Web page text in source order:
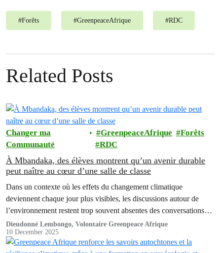
#Forêts #GreenpeaceAfrique #RDC
Related Posts
Changer ma
Communauté
GreenpeaceAfrique
Forêts
RDC
À Mbandaka, des élèves montrent qu’un avenir durable
peut naître au cœur d’une salle de classe
Dans un contexte où les effets du changement climatique
deviennent chaque jour plus visibles, les discussions autour de
l’environnement restent trop souvent absentes des conversations
quotidiennes. Pourtant, le 21 novembre à Mbandaka, dans la
province de l’Équateur, un souffle d’espoir est apparu.
Dieudonné Lembongo, Volontaire Greenpeace Afrique
10 December 2025